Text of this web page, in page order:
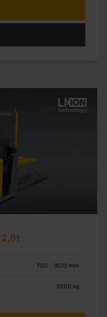
2,0t
700 - 1500 mm
2000 kg